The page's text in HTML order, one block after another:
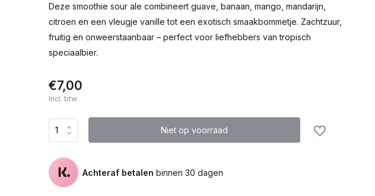
Deze smoothie sour ale combineert guave, banaan, mango, mandarijn,
citroen en een vleugje vanille tot een exotisch smaakbommetje. Zachtzuur,
fruitig en onweerstaanbaar – perfect voor liefhebbers van tropisch
speciaalbier.
€7,00
Incl. btw
Niet op voorraad
Achteraf betalen binnen 30 dagen